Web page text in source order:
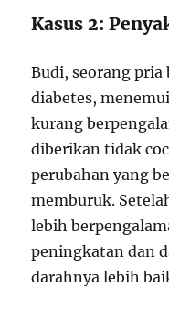
Kasus 2:
Budi, seorang
diabetes,
kurang
diberikan tidak
perubahan yang
memburuk.
lebih
peningkatan dan
darahnya lebih